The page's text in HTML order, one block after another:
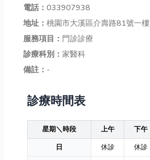
電話： 033907938
地址： 桃園市大溪區介壽路81號一樓
服務項目： 門診診療
診療科別： 家醫科
備註： -
診療時間表
星期＼時段 上午 下午
日
休診 休診